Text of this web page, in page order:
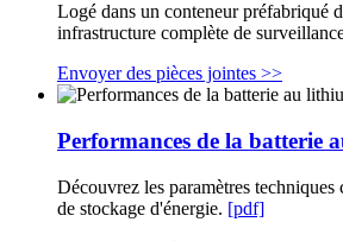
Logé dans un conteneur préfabriqué
infrastructure complète de
Envoyer des pièces jointes >>
Performances de la batterie
Découvrez les paramètres
de stockage d'énergie. [pdf]